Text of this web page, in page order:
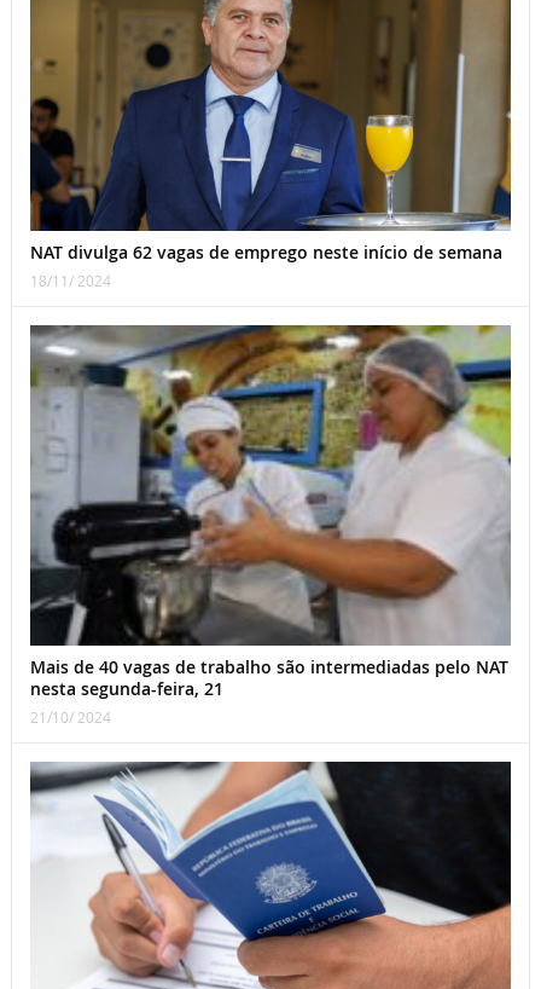
NAT divulga 62 vagas de emprego neste início de semana
18/11/ 2024
Mais de 40 vagas de trabalho são intermediadas pelo NAT
nesta segunda-feira, 21
21/10/ 2024